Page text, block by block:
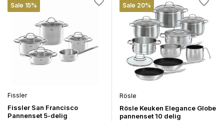
Sale 15%
Fissler
Fissler San Francisco
Pannenset 5-delig
Sale 20%
Rösle
Rösle Keuken Elegance Globe
pannenset 10 delig